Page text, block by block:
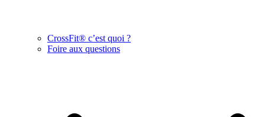
CrossFit® c’est quoi ?
Foire aux questions